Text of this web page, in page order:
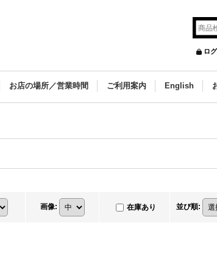
ロ
お店の場所／営業時間 ご利用案内 English
画像: 在庫あり 並び順: